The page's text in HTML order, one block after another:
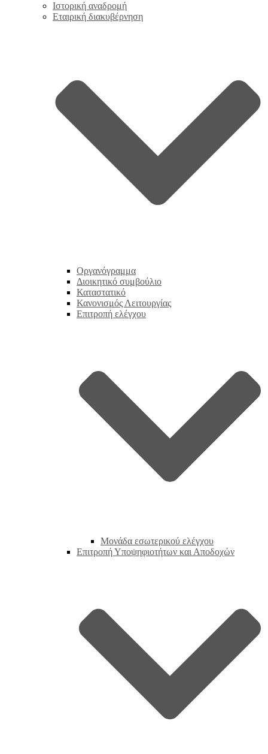
Ιστορική αναδρομή
Εταιρική διακυβέρνηση
Οργανόγραμμα
Διοικητικό συμβούλιο
Καταστατικό
Κανονισμός Λειτουργίας
Επιτροπή ελέγχου
Μονάδα εσωτερικού ελέγχου
Επιτροπή Υποψηφιοτήτων και Αποδοχών